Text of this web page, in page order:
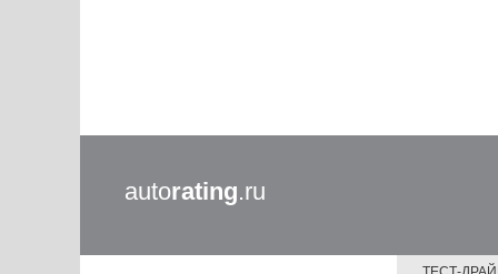
autorating.ru